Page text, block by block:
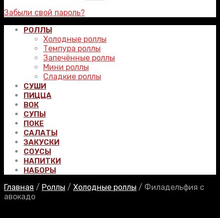
Забыли свой пароль?
РОЛЛЫ
Холодные роллы
Темпура роллы
Запечённые роллы
Мини роллы
Сладкие роллы
СУШИ
ПИЦЦА
ВОК
СУПЫ
ПОКЕ
САЛАТЫ
ЗАКУСКИ
СОУСЫ
НАПИТКИ
НАБОРЫ
Главная / Роллы / Холодные роллы / Филадельфия с
авокадо